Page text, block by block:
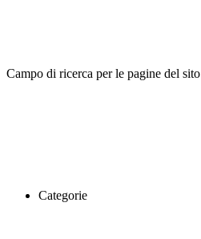
Campo di ricerca per le pagine del sito
Categorie